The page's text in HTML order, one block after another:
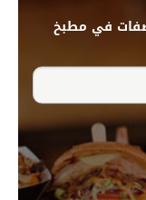
في مطبخ